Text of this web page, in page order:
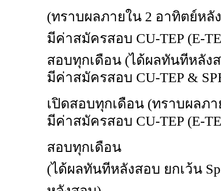
(ทราบผลภายใน 2 อาทิตย์หลั
มีค่าสมัครสอบ CU-TEP (E-
สอบทุกเดือน (ได้ผลทันทีหลัง
มีค่าสมัครสอบ CU-TEP &
เปิดสอบทุกเดือน (ทราบผลภ
มีค่าสมัครสอบ CU-TEP (E-
สอบทุกเดือน
(ได้ผลทันทีหลังสอบ ยกเว้น
หลังสอบ)